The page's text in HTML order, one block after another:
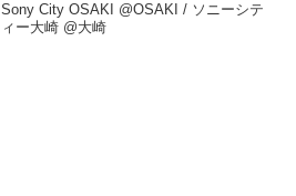
Sony City OSAKI @OSAKI / ソニーシテ
ィー大崎 @大崎